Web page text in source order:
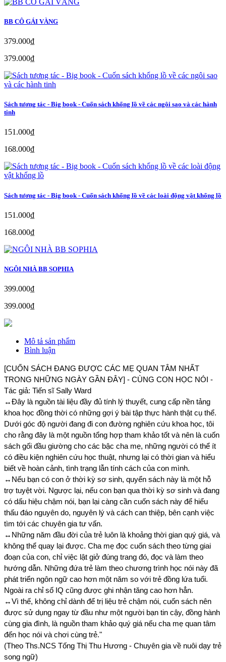
BB CÔ GÁI VÀNG
379.000₫
379.000₫
Sách tương tác - Big book - Cuốn sách khổng lồ về các ngôi sao và các hành
tinh
151.000₫
168.000₫
Sách tương tác - Big book - Cuốn sách khổng lồ về các loài động vật khổng lồ
151.000₫
168.000₫
NGÔI NHÀ BB SOPHIA
399.000₫
399.000₫
Mô tả sản phẩm
Bình luận
[CUỐN SÁCH ĐANG ĐƯỢC CÁC MẸ QUAN TÂM NHẤT
TRONG NHỮNG NGÀY GẦN ĐÂY] - CÙNG CON HỌC NÓI -
Tác giả: Tiến sĩ Sally Ward
↔️Đây là nguồn tài liệu đầy đủ tính lý thuyết, cung cấp nền tảng
khoa học đồng thời có những gợi ý bài tập thực hành thật cụ thể.
Dưới góc độ người đang đi con đường nghiên cứu khoa học, tôi
cho rằng đây là một nguồn tổng hợp tham khảo tốt và nên là cuốn
sách gối đầu giường cho các bậc cha mẹ, những người có thể ít
có điều kiện nghiên cứu học thuật, nhưng lại có thời gian và hiểu
biết về hoàn cảnh, tình trạng lẫn tính cách của con mình.
↔️Nếu bạn có con ở thời kỳ sơ sinh, quyển sách này là một hỗ
trợ tuyệt vời. Ngược lại, nếu con bạn qua thời kỳ sơ sinh và đang
có dấu hiệu chậm nói, bạn lại càng cần cuốn sách này để hiểu
thấu đáo nguyên do, nguyên lý và cách can thiệp, bên cạnh việc
tìm tới các chuyên gia tư vấn.
↔️Những năm đầu đời của trẻ luôn là khoảng thời gian quý giá, và
không thể quay lại được. Cha mẹ đọc cuốn sách theo từng giai
đoạn của con, chỉ việc lật giở đúng trang đó, đọc và làm theo
hướng dẫn. Những đứa trẻ làm theo chương trình học nói này đã
phát triển ngôn ngữ cao hơn một năm so với trẻ đồng lứa tuổi.
Ngoài ra chỉ số IQ cũng được ghi nhận tăng cao hơn hẳn.
↔️Vì thế, không chỉ dành để trị liệu trẻ chậm nói, cuốn sách nên
được sử dụng ngay từ đầu như một người bạn tin cậy, đồng hành
cùng gia đình, là nguồn tham khảo quý giá nếu cha mẹ quan tâm
đến học nói và chơi cùng trẻ."
(Theo Ths.NCS Tống Thị Thu Hương - Chuyên gia về nuôi dạy trẻ
song ngữ)